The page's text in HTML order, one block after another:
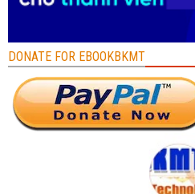
DONATE FOR EBOOKBKMT